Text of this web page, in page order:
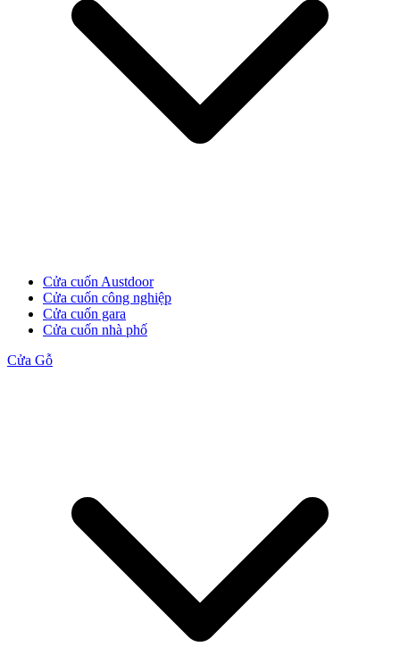
Cửa Gỗ HDF
Cửa Gỗ MDF Laminate
Cửa cuốn Austdoor
Cửa cuốn công nghiệp
Cửa cuốn gara
Cửa cuốn nhà phố
Cửa Gỗ